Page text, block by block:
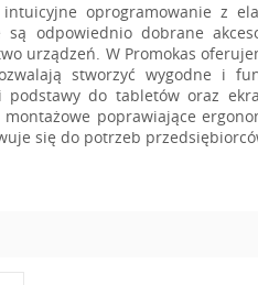
oprogramowanie z
odpowiednio dobrane
urządzeń. W Promokas
stworzyć wygodne i
do tabletów oraz
poprawiające
się do potrzeb